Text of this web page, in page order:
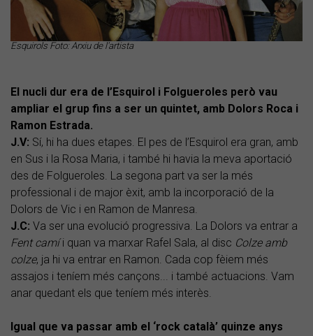
Esquirols Foto: Arxiu de l'artista
El nucli dur era de l’Esquirol i Folgueroles però vau
ampliar el grup fins a ser un quintet, amb Dolors Roca i
Ramon Estrada.
J.V: Sí, hi ha dues etapes. El pes de l’Esquirol era gran, amb
en Sus i la Rosa Maria, i també hi havia la meva aportació
des de Folgueroles. La segona part va ser la més
professional i de major èxit, amb la incorporació de la
Dolors de Vic i en Ramon de Manresa.
J.C: Va ser una evolució progressiva. La Dolors va entrar a
Fent camíi quan va marxar Rafel Sala, al disc Colze amb
colze, ja hi va entrar en Ramon. Cada cop fèiem més
assajos i teníem més cançons... i també actuacions. Vam
anar quedant els que teníem més interès.
Igual que va passar amb el ‘rock català’ quinze anys